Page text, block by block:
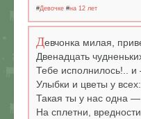
#Девочке #на 12 лет
Девчонка милая,
Двенадцать
Тебе исполнилось!.. и
Улыбки и цветы у всех:
Такая ты у нас одна —
На сплетни,